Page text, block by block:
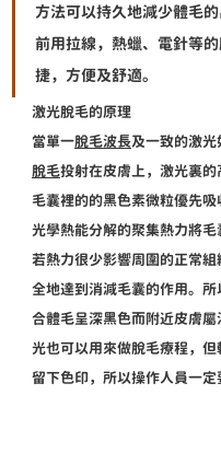
方法可以持久地減少體毛
前用拉線，熱蠟、電針等
捷，方便及舒適。
激光脫毛的原理
當單一脫毛波長及一致的激光
脫毛投射在皮膚上，激光裏
毛囊裡的的黑色素微粒優先
光學熱能分解的聚集熱力將
若熱力很少影響周圍的正常
全地達到消減毛囊的作用。
合體毛呈深黑色而附近皮膚
光也可以用來做脫毛療程，
留下色印，所以操作人員一定